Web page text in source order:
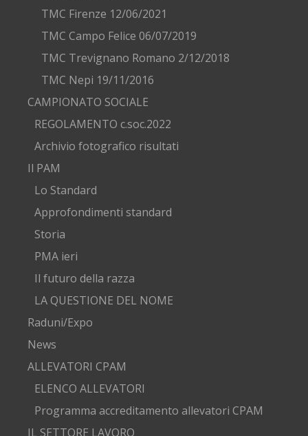
TMC Firenze 12/06/2021
TMC Campo Felice 06/07/2019
TMC Trevignano Romano 2/12/2018
TMC Nepi 19/11/2016
CAMPIONATO SOCIALE
REGOLAMENTO c.soc.2022
Archivio fotografico risultati
Il PAM
Lo Standard
Approfondimenti standard
Storia
PMA ieri
Il futuro della razza
LA QUESTIONE DEL NOME
Raduni/Expo
News
ALLEVATORI CPAM
ELENCO ALLEVATORI
Programma accreditamento allevatori CPAM
IL SETTORE LAVORO